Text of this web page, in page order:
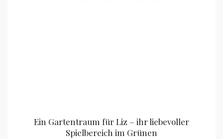
Ein Gartentraum für Liz – ihr liebevoller
Spielbereich im Grünen